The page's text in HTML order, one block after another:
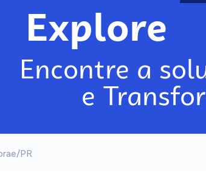
Explore
Encontre a
e